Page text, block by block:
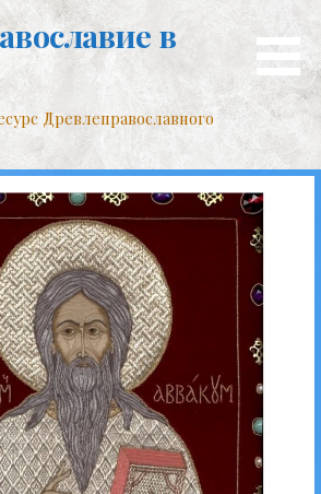
в
Древлеправославного